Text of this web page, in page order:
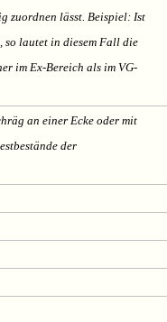
zuordnen lässt. Beispiel: Ist
so lautet in diesem Fall die
im Ex-Bereich als im VG-
an einer Ecke oder mit
der